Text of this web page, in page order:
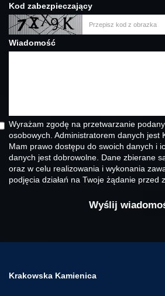
Kod zabezpieczający
Wiadomość
Wyrażam zgodę na przetwarzanie
osobowych. Administratorem danych jest
Mam prawo dostępu do swoich danych i
danych jest dobrowolne. Dane zbierane
oraz w celu realizowania i wykonania
podjęcia działań na Twoje żądanie przed
Krakowska Kamienica